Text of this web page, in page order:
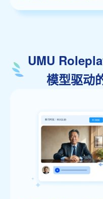
UMU
模型驱动